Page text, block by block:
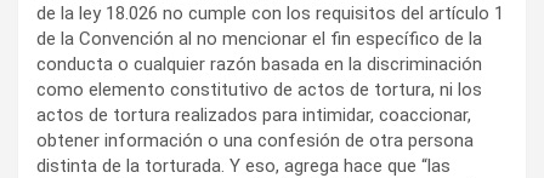
de la ley 18.026 no cumple con los requisitos del artículo 1
de la Convención al no mencionar el fin específico de la
conducta o cualquier razón basada en la discriminación
como elemento constitutivo de actos de tortura, ni los
actos de tortura realizados para intimidar, coaccionar,
obtener información o una confesión de otra persona
distinta de la torturada. Y eso, agrega hace que “las